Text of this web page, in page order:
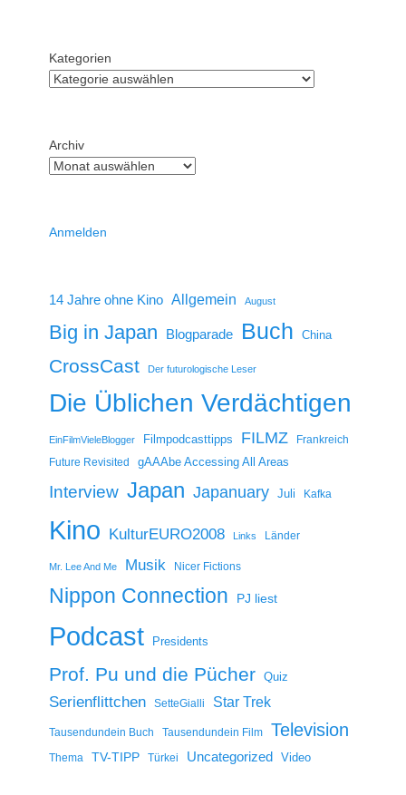
Kategorien
Archiv
Anmelden
14 Jahre ohne Kino Allgemein August
Big in Japan Blogparade Buch China
CrossCast Der futurologische Leser
Die Üblichen Verdächtigen
EinFilmVieleBlogger Filmpodcasttipps FILMZ
Frankreich
Future Revisited
gAAAbe Accessing All Areas
Interview Japan Japanuary Juli Kafka
Kino KulturEURO2008 Links Länder
Mr. Lee And Me Musik Nicer Fictions
Nippon Connection PJ liest
Podcast Presidents
Prof. Pu und die Pücher Quiz
Serienflittchen SetteGialli Star Trek
Tausendundein Buch Tausendundein Film Television
Thema TV-TIPP Türkei Uncategorized Video